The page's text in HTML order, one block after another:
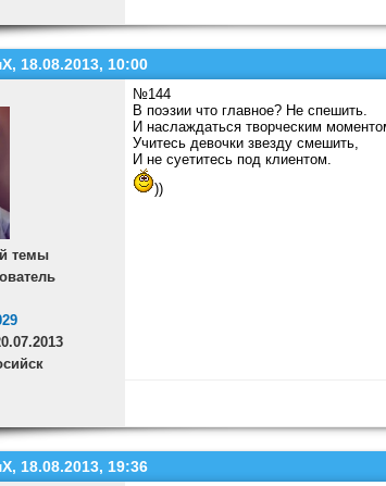
18.08.2013, 10:00
темы
№144
В поэзии что главное? Не спешить.
И наслаждаться творческим
Учитесь девочки звезду смешить,
И не суетитесь под клиентом.
))
18.08.2013, 19:36